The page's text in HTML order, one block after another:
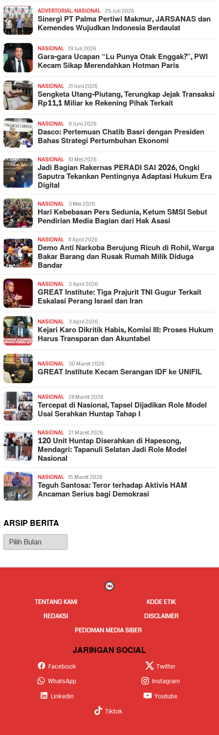
ADVERTORIAL, NASIONAL 25 Juli 2026
Sinergi PT Palma Pertiwi Makmur, JARSANAS dan
Kemendes Wujudkan Indonesia Berdaulat
NASIONAL 19 Juli 2026
Gara-gara Ucapan “Lu Punya Otak Enggak?”, PWI
Kecam Sikap Merendahkan Hotman Paris
NASIONAL 21 Juni 2026
Sengketa Utang-Piutang, Terungkap Jejak Transaksi
Rp11,1 Miliar ke Rekening Pihak Terkait
NASIONAL 9 Juni 2026
Dasco: Pertemuan Chatib Basri dengan Presiden
Bahas Strategi Pertumbuhan Ekonomi
NASIONAL 10 Mei 2026
Jadi Bagian Rakernas PERADI SAI 2026, Ongki
Saputra Tekankan Pentingnya Adaptasi Hukum Era
Digital
NASIONAL 3 Mei 2026
Hari Kebebasan Pers Sedunia, Ketum SMSI Sebut
Pendirian Media Bagian dari Hak Asasi
NASIONAL 11 April 2026
Demo Anti Narkoba Berujung Ricuh di Rohil, Warga
Bakar Barang dan Rusak Rumah Milik Diduga
Bandar
NASIONAL 3 April 2026
GREAT Institute: Tiga Prajurit TNI Gugur Terkait
Eskalasi Perang Israel dan Iran
NASIONAL 3 April 2026
Kejari Karo Dikritik Habis, Komisi III: Proses Hukum
Harus Transparan dan Akuntabel
NASIONAL 30 Maret 2026
GREAT Institute Kecam Serangan IDF ke UNIFIL
NASIONAL 28 Maret 2026
Tercepat di Nasional, Tapsel Dijadikan Role Model
Usai Serahkan Huntap Tahap I
NASIONAL 27 Maret 2026
120 Unit Huntap Diserahkan di Hapesong,
Mendagri: Tapanuli Selatan Jadi Role Model
Nasional
NASIONAL 15 Maret 2026
Teguh Santosa: Teror terhadap Aktivis HAM
Ancaman Serius bagi Demokrasi
ARSIP BERITA
Arsip
Berita
TENTANG KAMI
KODE ETIK
REDAKSI
DISCLAIMER
PEDOMAN MEDIA SIBER
JARINGAN SOCIAL
Facebook
Twitter
WhatsApp
Instagram
Linkedin
Youtube
Tiktok